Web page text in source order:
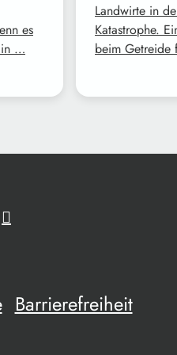
es
…
Landwirte in
Katastrophe.
beim
Barrierefreiheit